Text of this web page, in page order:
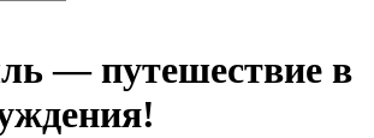
— путешествие в